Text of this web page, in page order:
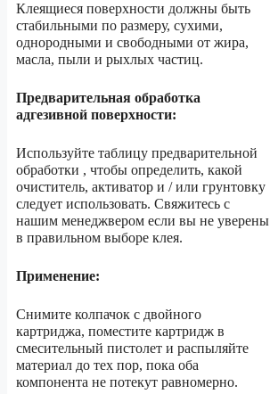
Клеящиеся поверхности должны быть
стабильными по размеру, сухими,
однородными и свободными от жира,
масла, пыли и рыхлых частиц.
Предварительная обработка
адгезивной поверхности:
Используйте таблицу предварительной
обработки , чтобы определить, какой
очиститель, активатор и / или грунтовку
следует использовать. Свяжитесь с
нашим менеджвером если вы не уверены
в правильном выборе клея.
Применение:
Снимите колпачок с двойного
картриджа, поместите картридж в
смесительный пистолет и распыляйте
материал до тех пор, пока оба
компонента не потекут равномерно.